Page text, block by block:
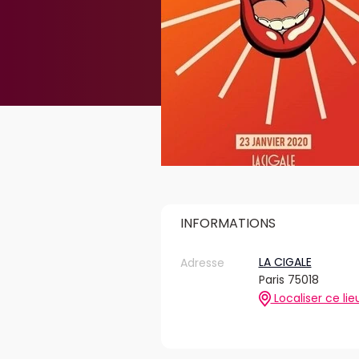
INFORMATIONS
Adresse
LA CIGALE
Paris 75018
Localiser ce